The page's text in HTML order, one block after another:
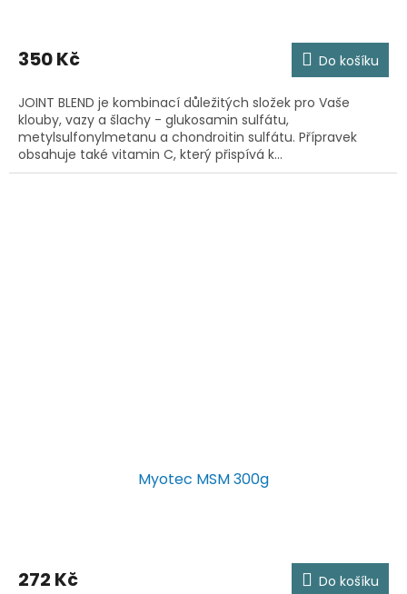
350 Kč Do košíku
JOINT BLEND je kombinací důležitých složek pro Vaše
klouby, vazy a šlachy - glukosamin sulfátu,
metylsulfonylmetanu a chondroitin sulfátu. Přípravek
obsahuje také vitamin C, který přispívá k...
Myotec MSM 300g
272 Kč Do košíku